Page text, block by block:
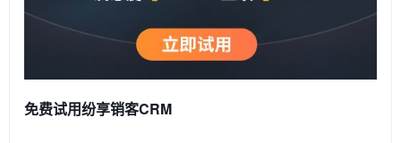
免费试用纷享销客CRM